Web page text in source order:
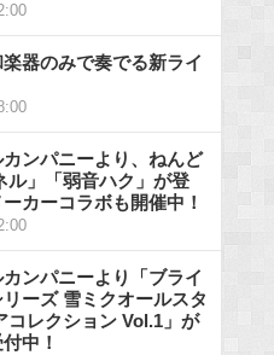
器のみで奏でる新ライ
ンパニーより、ねんど
ル」「弱音ハク」が登
カーコラボも開催中！
ンパニーより「ブライ
ーズ 雪ミクオールスタ
コレクション Vol.1」が
中！